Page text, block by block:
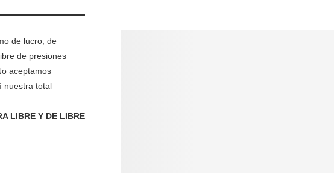
de lucro, de
libre de presiones
aceptamos
nuestra total
LIBRE Y DE LIBRE